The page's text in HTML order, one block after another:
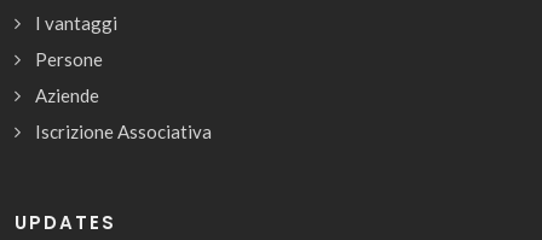
I vantaggi
Persone
Aziende
Iscrizione Associativa
UPDATES